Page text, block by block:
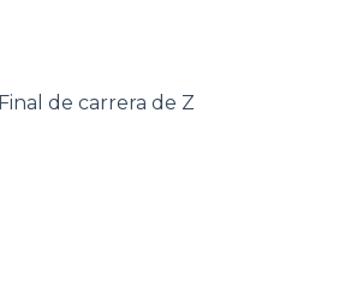
Final de carrera de Z